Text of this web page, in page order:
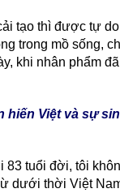
tạo thì được tự
trong mồ sống,
khi nhân phẩm
hiến Việt và sự
83 tuổi đời, tôi
dưới thời Việt